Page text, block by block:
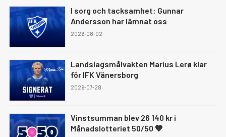
I sorg och tacksamhet: Gunnar
Andersson har lämnat oss
2026-08-02
Landslagsmålvakten Marius Lerø klar
för IFK Vänersborg
2026-07-28
Vinstsumman blev 26 140 kr i
Månadslotteriet 50/50 💙